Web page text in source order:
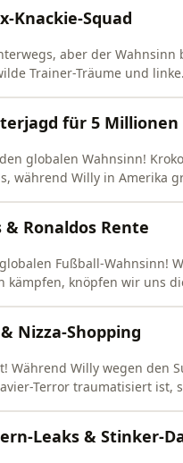
Knackie-Squad
aber der Wahnsinn
Trainer-Träume und linke
für 5 Millionen
globalen Wahnsinn!
während Willy in Amerika
Ronaldos Rente
Fußball-Wahnsinn!
knöpfen wir uns
Nizza-Shopping
Während Willy wegen den
Terror traumatisiert ist,
Leaks & Stinker-